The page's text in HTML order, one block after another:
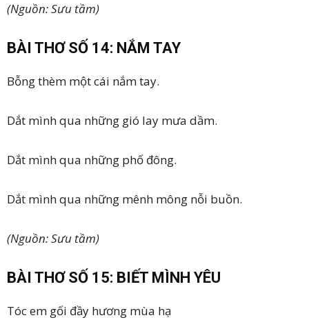
(Nguồn: Sưu tầm)
BÀI THƠ SỐ 14: NẮM TAY
Bỗng thèm một cái nắm tay.
Dắt mình qua những gió lay mưa dầm.
Dắt mình qua những phố đông.
Dắt mình qua những mênh mông nỗi buồn.
(Nguồn: Sưu tầm)
BÀI THƠ SỐ 15: BIẾT MÌNH YÊU
Tóc em gối đầy hương mùa hạ